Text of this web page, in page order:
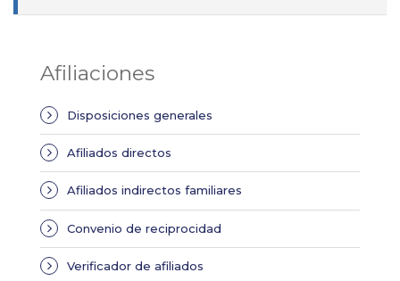
Afiliaciones
Disposiciones generales
Afiliados directos
Afiliados indirectos familiares
Convenio de reciprocidad
Verificador de afiliados